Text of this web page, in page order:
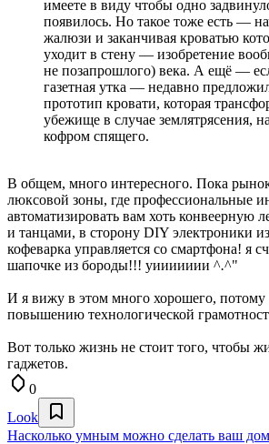
имеете в виду чтобы одно
появилось. Но такое тоже есть —
жалюзи и заканчивая кроватью
уходит в стену — изобретение
не позапрошлого) века. А ещё —
газетная утка — недавно
прототип кровати, которая
убежище в случае землятрясения,
кофром спящего.
В общем, много интересного. Пока
люксовой зоны, где профессиональные
автоматизировать вам хоть конвеерную
и танцами, в сторону DIY электроники
кофеварка управляется со смартфона! я
шапочке из бороды!!! уиииииии ^.^"
И я вижу в этом много хорошего, потому
повышению технологической
Вот только жизнь не стоит того, чтобы
гаджетов.
0
Look
Насколько умным можно сделать ваш